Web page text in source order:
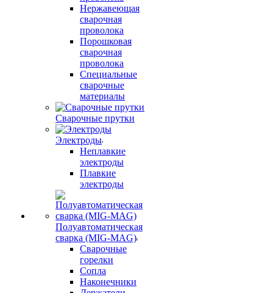
Нержавеющая
сварочная
проволока
Порошковая
сварочная
проволока
Специальные
сварочные
материалы
Сварочные прутки
Электроды
Неплавкие
электроды
Плавкие
электроды
Полуавтоматическая
сварка (MIG-MAG)
Сварочные
горелки
Сопла
Наконечники